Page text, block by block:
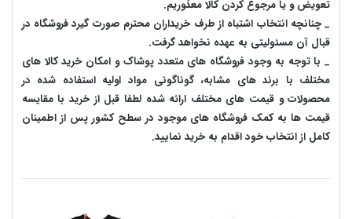
تعویض و یا مرجوع کردن کالا معذوریم.
_ چنانچه انتخاب اشتباه از طرف خریداران محترم صورت گیرد فروشگاه در
قبال آن مسئولیتی به عهده نخواهد گرفت.
_ با توجه به‌ وجود فروشگاه های متعدد‌ پوشاک و امکان خرید کالا های
مختلف با برند های مشابه، گوناگونی مواد اولیه استفاده شده در
محصولات و قیمت های مختلف ارائه شده لطفا قبل از خرید با مقایسه
قیمت ها به کمک فروشگاه های موجود در سطح کشور پس از اطمینان
کامل از انتخاب خود اقدام به خرید نمایید.